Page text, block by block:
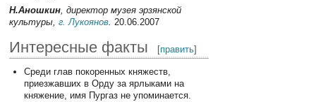
Н.Аношкин , директор музея эрзянской
культуры,г. Лукоянов 20.06.2007
Интересные факты [править]
Среди глав покоренных княжеств,
приезжавших в Орду за ярлыками на
княжение, имя Пургаз не упоминается.